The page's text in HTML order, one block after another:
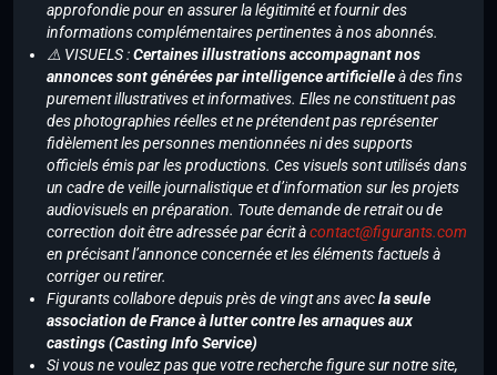
approfondie pour en assurer la légitimité et fournir des
informations complémentaires pertinentes à nos abonnés.
⚠️ VISUELS :Certaines illustrations accompagnant nos
annonces sont générées par intelligence artificielleà des fins
purement illustratives et informatives. Elles ne constituent pas
des photographies réelles et ne prétendent pas représenter
fidèlement les personnes mentionnées ni des supports
officiels émis par les productions. Ces visuels sont utilisés dans
un cadre de veille journalistique et d’information sur les projets
audiovisuels en préparation. Toute demande de retrait ou de
correction doit être adressée par écrit àcontact@figurants.com
en précisant l’annonce concernée et les éléments factuels à
corriger ou retirer.
Figurants collabore depuis près de vingt ans avecla seule
association de France à lutter contre les arnaques aux
castings (Casting Info Service)
Si vous ne voulez pas que votre recherche figure sur notre site,